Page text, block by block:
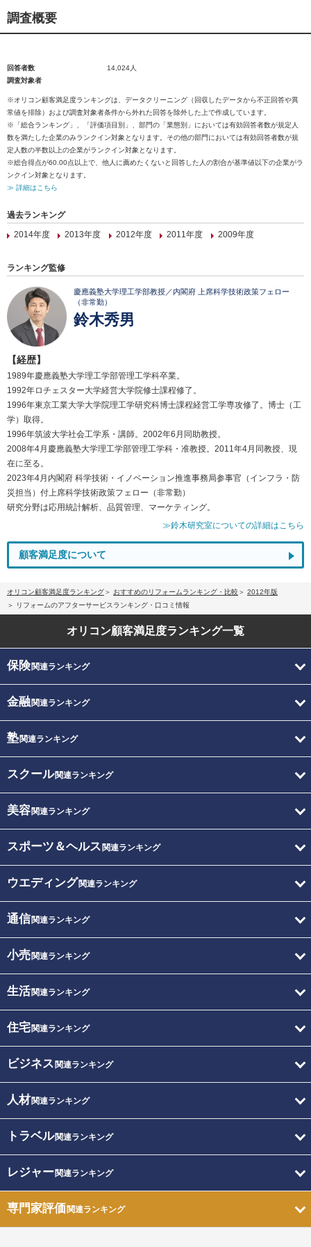
調査概要
回答者数
14,024人
調査対象者
※オリコン顧客満足度ランキングは、データクリーニング（回収したデータから不正回答や異
常値を排除）および調査対象者条件から外れた回答を除外した上で作成しています。
※「総合ランキング」、「評価項目別」、部門の「業態別」においては有効回答者数が規定人
数を満たした企業のみランクイン対象となります。その他の部門においては有効回答者数が規
定人数の半数以上の企業がランクイン対象となります。
※総合得点が60.00点以上で、他人に薦めたくないと回答した人の割合が基準値以下の企業がラ
ンクイン対象となります。
≫ 詳細はこちら
過去ランキング
2014年度
2013年度 2012年度 2011年度 2009年度
ランキング監修
慶應義塾大学理工学部教授／内閣府 上席科学技術政策フェロー
（非常勤）
鈴木秀男
【経歴】
1989年慶應義塾大学理工学部管理工学科卒業。
1992年ロチェスター大学経営大学院修士課程修了。
1996年東京工業大学大学院理工学研究科博士課程経営工学専攻修了。博士（工
学）取得。
1996年筑波大学社会工学系・講師。2002年6月同助教授。
2008年4月慶應義塾大学理工学部管理工学科・准教授。2011年4月同教授、現
在に至る。
2023年4月内閣府 科学技術・イノベーション推進事務局参事官（インフラ・防
災担当）付上席科学技術政策フェロー（非常勤）
研究分野は応用統計解析、品質管理、マーケティング。
≫鈴木研究室についての詳細はこちら
顧客満足度について
オリコン顧客満足度ランキング おすすめのリフォームランキング・比較
2012年版
リフォームのアフターサービスランキング・口コミ情報
オリコン顧客満足度ランキング一覧
保険関連ランキング
金融関連ランキング
塾関連ランキング
スクール関連ランキング
美容関連ランキング
スポーツ＆ヘルス 関連ランキング
ウエディング関連ランキング
通信関連ランキング
小売関連ランキング
生活関連ランキング
住宅関連ランキング
ビジネス 関連ランキング
人材関連ランキング
トラベル関連ランキング
レジャー関連ランキング
専門家評価関連ランキング